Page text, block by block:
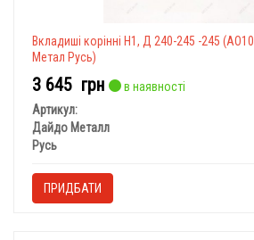
Вкладишi корiннi Н1, Д 240-245 -245
Метал Русь)
3 645 грн
в наявності
Артикул:
Дайдо Металл
Русь
ПРИДБАТИ